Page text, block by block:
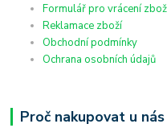
Formulář pro vrácení
Reklamace zboží
Obchodní podmínky
Ochrana osobních údajů
Proč nakupovat u nás